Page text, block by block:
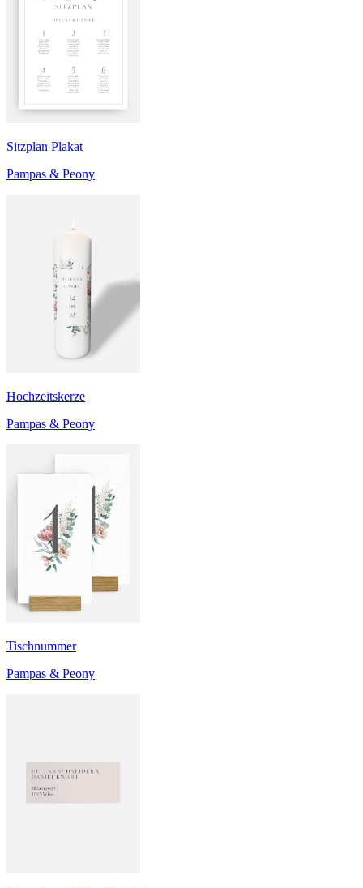
Sitzplan Plakat
Pampas & Peony
Hochzeitskerze
Pampas & Peony
Tischnummer
Pampas & Peony